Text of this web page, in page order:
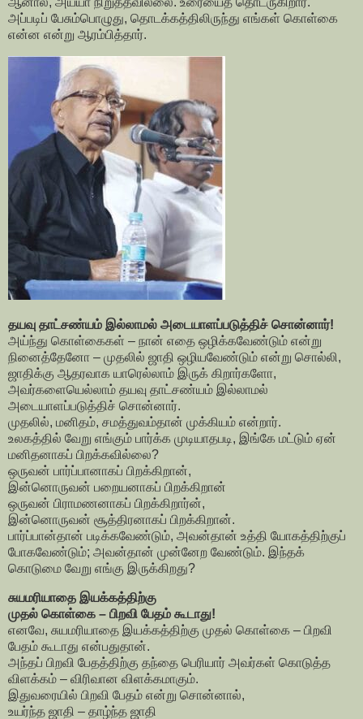
அப்படிப் பேசும்பொழுது, தொடக்கத்திலிருந்து எங்கள் கொள்கை
என்ன என்று ஆரம்பித்தார்.
தயவு தாட்சண்யம் இல்லாமல் அடையாளப்படுத்திச் சொன்னார்!
அய்ந்து கொள்கைகள் – நான் எதை ஒழிக்கவேண்டும் என்று
நினைத்தேனோ – முதலில் ஜாதி ஒழியவேண்டும் என்று சொல்லி,
ஜாதிக்கு ஆதரவாக யாரெல்லாம் இருக் கிறார்களோ,
அவர்களையெல்லாம் தயவு தாட்சண்யம் இல்லாமல்
அடையாளப்படுத்திச் சொன்னார்.
முதலில், மனிதம், சமத்துவம்தான் முக்கியம் என்றார்.
உலகத்தில் வேறு எங்கும் பார்க்க முடியாதபடி, இங்கே மட்டும் ஏன்
மனிதனாகப் பிறக்கவில்லை?
ஒருவன் பார்ப்பானாகப் பிறக்கிறான்,
இன்னொருவன் பறையனாகப் பிறக்கிறான்
ஒருவன் பிராமணனாகப் பிறக்கிறார்ன்,
இன்னொருவன் சூத்திரனாகப் பிறக்கிறான்.
பார்ப்பான்தான் படிக்கவேண்டும், அவன்தான் உத்தி யோகத்திற்குப்
போகவேண்டும்; அவன்தான் முன்னேற வேண்டும். இந்தக்
கொடுமை வேறு எங்கு இருக்கிறது?
சுயமரியாதை இயக்கத்திற்கு
முதல் கொள்கை – பிறவி பேதம் கூடாது!
எனவே, சுயமரியாதை இயக்கத்திற்கு முதல் கொள்கை – பிறவி
பேதம் கூடாது என்பதுதான்.
அந்தப் பிறவி பேதத்திற்கு தந்தை பெரியார் அவர்கள் கொடுத்த
விளக்கம் – விரிவான விளக்கமாகும்.
இதுவரையில் பிறவி பேதம் என்று சொன்னால்,
உயர்ந்த ஜாதி – தாழ்ந்த ஜாதி